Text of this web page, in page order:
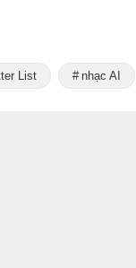
List nhạc AI